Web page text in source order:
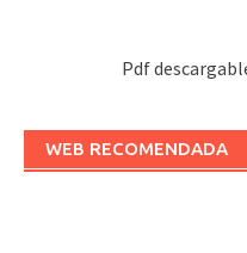
Pdf
WEB RECOMENDADA